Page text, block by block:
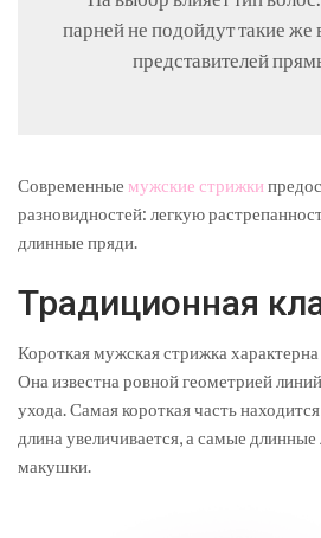
парней не подойдут такие же
представителей
Современные мужские стрижки
разновидностей: легкую
длинные пряди.
Традиционная
Короткая мужская стрижка характерна
Она известна ровной геометрией
ухода. Самая короткая часть
длина увеличивается, а самые
макушки.